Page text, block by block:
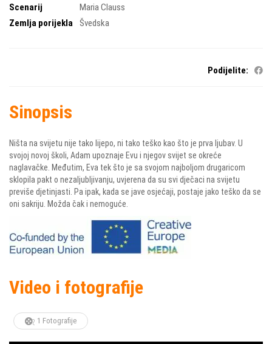
Scenarij
Maria Clauss
Zemlja porijekla
Švedska
Podijelite:
Sinopsis
Ništa na svijetu nije tako lijepo, ni tako teško kao što je prva ljubav. U
svojoj novoj školi, Adam upoznaje Evu i njegov svijet se okreće
naglavačke. Međutim, Eva tek što je sa svojom najboljom drugaricom
sklopila pakt o nezaljubljivanju, uvjerena da su svi dječaci na svijetu
previše djetinjasti. Pa ipak, kada se jave osjećaji, postaje jako teško da se
oni sakriju. Možda čak i nemoguće.
Video i fotografije
1 Fotografije